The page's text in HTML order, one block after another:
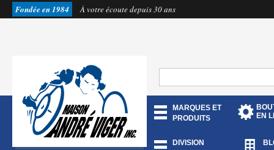
Fondée en 1984 À votre écoute depuis 30 ans
MARQUES ET
PRODUITS
EN
DIVISION